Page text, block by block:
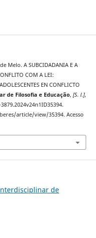
Melo. A SUBCIDADANIA E A
COM A LEI:
EN CONFLICTO
de Filosofia e Educação, [S. l.],
article/view/35394. Acesso
de